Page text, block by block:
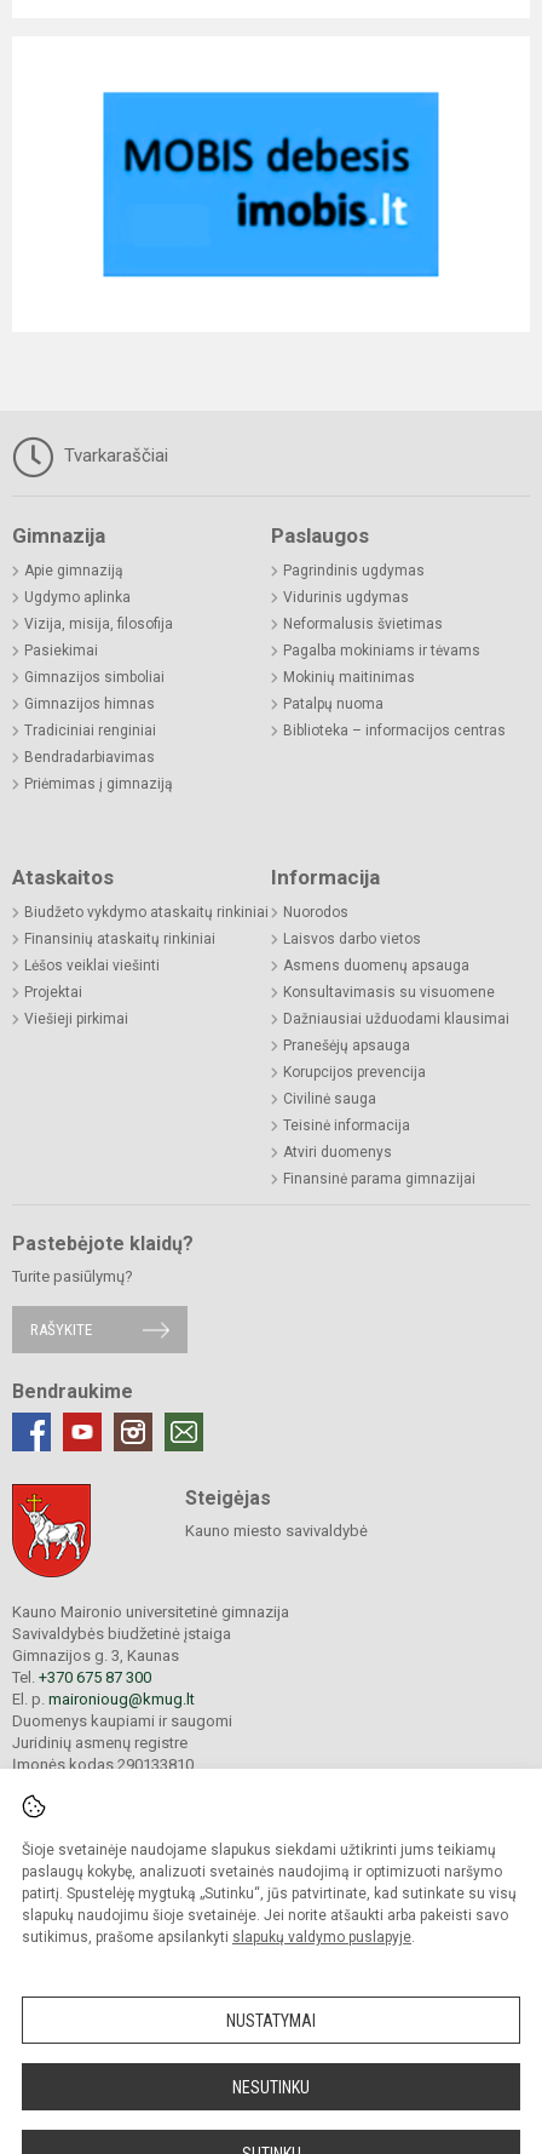
Šioje svetainėje naudojame slapukus siekdami užtikrinti jums teikiamų
paslaugų kokybę, analizuoti svetainės naudojimą ir optimizuoti naršymo
patirtį. Spustelėję mygtuką „Sutinku“, jūs patvirtinate, kad sutinkate su visų
slapukų naudojimu šioje svetainėje. Jei norite atšaukti arba pakeisti savo
sutikimus, prašome apsilankyti slapukų valdymo puslapyje.
NUSTATYMAI
NESUTINKU
Tvarkaraščiai
Gimnazija
Apie gimnaziją
Ugdymo aplinka
Vizija, misija, filosofija
Pasiekimai
Gimnazijos simboliai
Gimnazijos himnas
Tradiciniai renginiai
Bendradarbiavimas
Priėmimas į gimnaziją
Paslaugos
Pagrindinis ugdymas
Vidurinis ugdymas
Neformalusis švietimas
Pagalba mokiniams ir tėvams
Mokinių maitinimas
Patalpų nuoma
Biblioteka – informacijos centras
Ataskaitos
Biudžeto vykdymo ataskaitų rinkiniai
Finansinių ataskaitų rinkiniai
Lėšos veiklai viešinti
Projektai
Viešieji pirkimai
Informacija
Nuorodos
Laisvos darbo vietos
Asmens duomenų apsauga
Konsultavimasis su visuomene
Dažniausiai užduodami klausimai
Pranešėjų apsauga
Korupcijos prevencija
Civilinė sauga
Teisinė informacija
Atviri duomenys
Finansinė parama gimnazijai
Pastebėjote klaidų?
Turite pasiūlymų?
RAŠYKITE
Bendraukime
Steigėjas
Kauno miesto savivaldybė
Kauno Maironio universitetinė gimnazija
Savivaldybės biudžetinė įstaiga
Gimnazijos g. 3, Kaunas
Tel. +370 675 87 300
El. p. maironioug@kmug.lt
Duomenys kaupiami ir saugomi
Juridinių asmenų registre
Įmonės kodas 290133810
© 2025. Kauno Maironio universitetinė gimnazija. Visos teisės saugomos.
Kopijuoti turinį be raštiško įstaigos administracijos sutikimo griežtai draudžiama.
Prieinamumo paraiška Slapukų valdymas
Sumanus būdas atnaujinti